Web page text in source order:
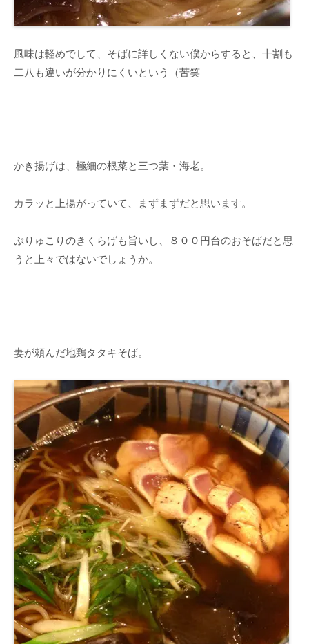
風味は軽めでして、そばに詳しくない僕からすると、十割も
二八も違いが分かりにくいという（苦笑
かき揚げは、極細の根菜と三つ葉・海老。
カラッと上揚がっていて、まずまずだと思います。
ぷりゅこりのきくらげも旨いし、８００円台のおそばだと思
うと上々ではないでしょうか。
妻が頼んだ地鶏タタキそば。